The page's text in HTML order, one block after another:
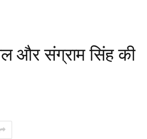
और संग्राम सिंह की